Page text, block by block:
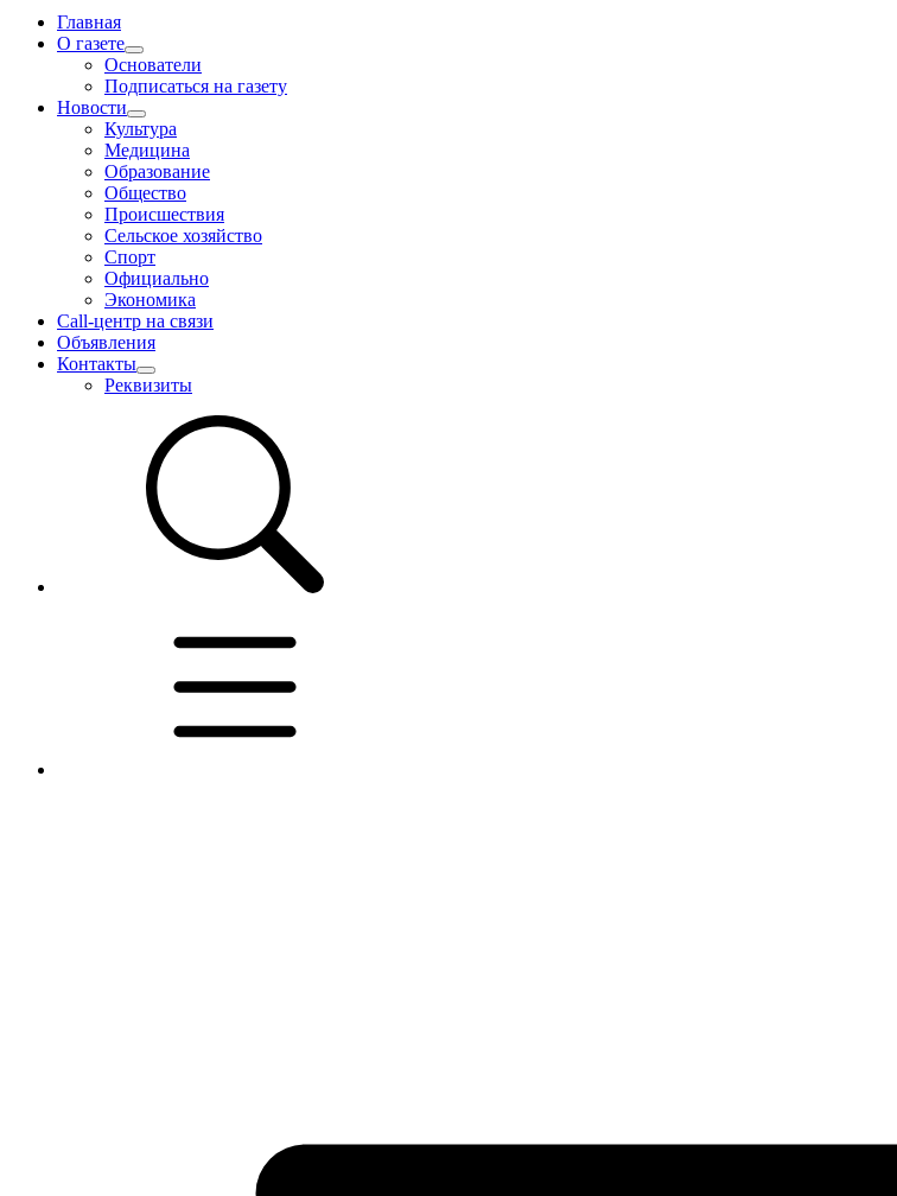
Главная
О газете
Основатели
Подписаться на газету
Новости
Культура
Медицина
Образование
Общество
Происшествия
Сельское хозяйство
Спорт
Официально
Экономика
Call-центр на связи
Объявления
Контакты
Реквизиты